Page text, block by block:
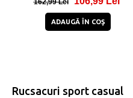
162,99 Lei
ADAUGĂ ÎN COŞ
Rucsacuri sport casual